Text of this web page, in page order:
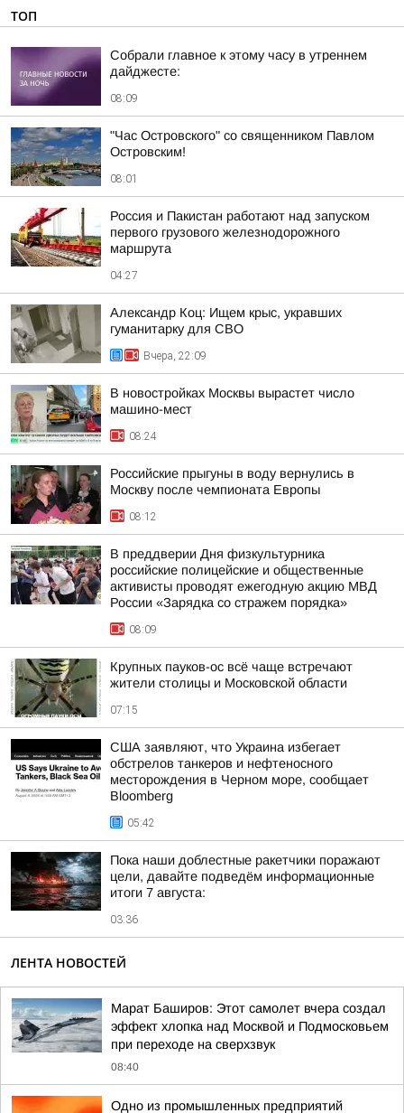
ТОП
Собрали главное к этому часу в утреннем
дайджесте:
08:09
"Час Островского" со священником Павлом
Островским!
08:01
Россия и Пакистан работают над запуском
первого грузового железнодорожного
маршрута
04:27
Александр Коц: Ищем крыс, укравших
гуманитарку для СВО
Вчера, 22:09
В новостройках Москвы вырастет число
машино-мест
08:24
Российские прыгуны в воду вернулись в
Москву после чемпионата Европы
08:12
В преддверии Дня физкультурника
российские полицейские и общественные
активисты проводят ежегодную акцию МВД
России «Зарядка со стражем порядка»
08:09
Крупных пауков-ос всё чаще встречают
жители столицы и Московской области
07:15
США заявляют, что Украина избегает
обстрелов танкеров и нефтеносного
месторождения в Черном море, сообщает
Bloomberg
05:42
Пока наши доблестные ракетчики поражают
цели, давайте подведём информационные
итоги 7 августа:
03:36
ЛЕНТА НОВОСТЕЙ
Марат Баширов: Этот самолет вчера создал
эффект хлопка над Москвой и Подмосковьем
при переходе на сверхзвук
08:40
Одно из промышленных предприятий